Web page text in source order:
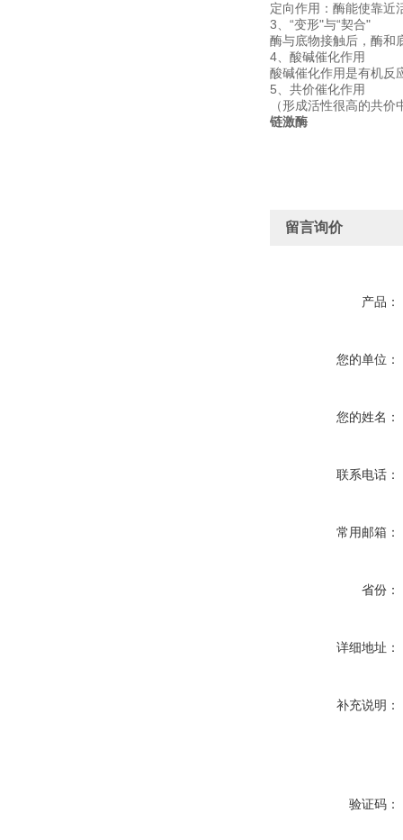
定向作用：酶能使靠近
3、“变形"与“契合"
酶与底物接触后，酶和
4、酸碱催化作用
酸碱催化作用是有机反
5、共价催化作用
（形成活性很高的共价
链激酶
留言询价
产品：
您的单位：
您的姓名：
联系电话：
常用邮箱：
省份：
详细地址：
补充说明：
验证码：